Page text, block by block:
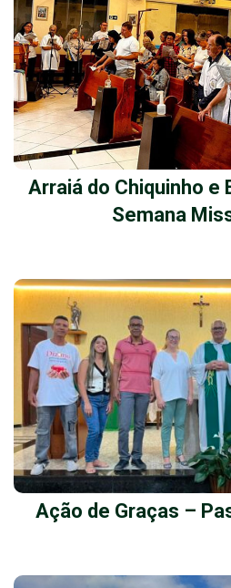
Arraiá do Chiquinho e
Semana
Ação de Graças –